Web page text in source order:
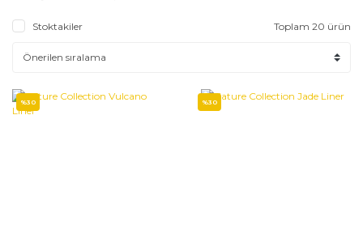
Stoktakiler Toplam 20 ürün
%30 %30